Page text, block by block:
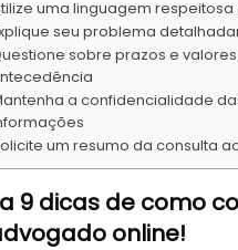
uma linguagem respeitosa
seu problema
sobre prazos e
a confidencialidade
um resumo da consulta
9 dicas de como
online!